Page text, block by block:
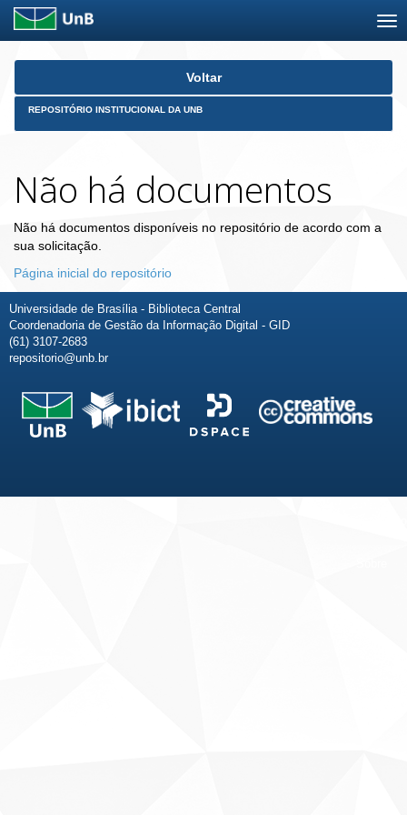
Skip
Voltar
REPOSITÓRIO INSTITUCIONAL DA UNB
Não há documentos
Não há documentos disponíveis no repositório de acordo com a
sua solicitação.
Página inicial do repositório
Universidade de Brasília - Biblioteca Central
Coordenadoria de Gestão da Informação Digital - GID
(61) 3107-2683
repositorio@unb.br